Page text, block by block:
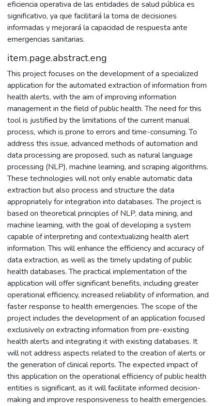
eficiencia operativa de las entidades de salud pública es
significativo, ya que facilitará la toma de decisiones
informadas y mejorará la capacidad de respuesta ante
emergencias sanitarias.
item.page.abstract.eng
This project focuses on the development of a specialized
application for the automated extraction of information from
health alerts, with the aim of improving information
management in the field of public health. The need for this
tool is justified by the limitations of the current manual
process, which is prone to errors and time-consuming. To
address this issue, advanced methods of automation and
data processing are proposed, such as natural language
processing (NLP), machine learning, and scraping algorithms.
These technologies will not only enable automatic data
extraction but also process and structure the data
appropriately for integration into databases. The project is
based on theoretical principles of NLP, data mining, and
machine learning, with the goal of developing a system
capable of interpreting and contextualizing health alert
information. This will enhance the efficiency and accuracy of
data extraction, as well as the timely updating of public
health databases. The practical implementation of the
application will offer significant benefits, including greater
operational efficiency, increased reliability of information, and
faster response to health emergencies. The scope of the
project includes the development of an application focused
exclusively on extracting information from pre-existing
health alerts and integrating it with existing databases. It
will not address aspects related to the creation of alerts or
the generation of clinical reports. The expected impact of
this application on the operational efficiency of public health
entities is significant, as it will facilitate informed decision-
making and improve responsiveness to health emergencies.